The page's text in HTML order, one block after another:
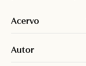
Acervo
Autor